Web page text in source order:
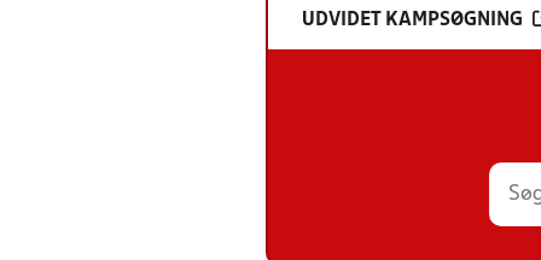
UDVIDET KAMPSØGNING